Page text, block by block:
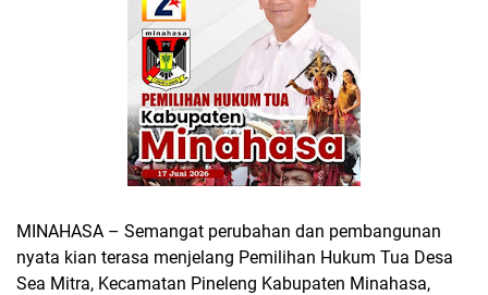
MINAHASA – Semangat perubahan dan pembangunan
nyata kian terasa menjelang Pemilihan Hukum Tua Desa
Sea Mitra, Kecamatan Pineleng Kabupaten Minahasa,